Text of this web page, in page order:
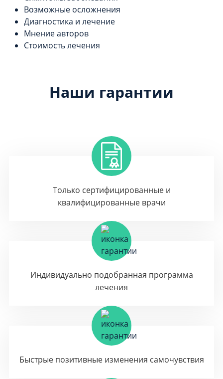
Возможные осложнения
Диагностика и лечение
Мнение авторов
Стоимость лечения
Наши гарантии
Только сертифицированные и
квалифицированные врачи
Индивидуально подобранная программа
лечения
Быстрые позитивные изменения самочувствия